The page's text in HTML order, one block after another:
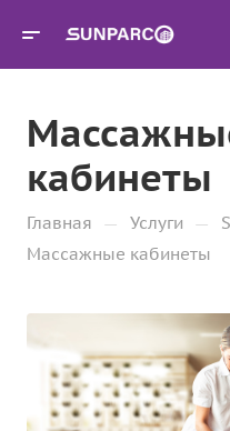
кабинеты
Главная — Услуги —
Массажные кабинеты